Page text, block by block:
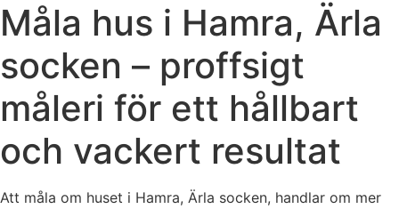
Måla hus i Hamra, Ärla
socken – proffsigt
måleri för ett hållbart
och vackert resultat
Att måla om huset i Hamra, Ärla socken, handlar om mer